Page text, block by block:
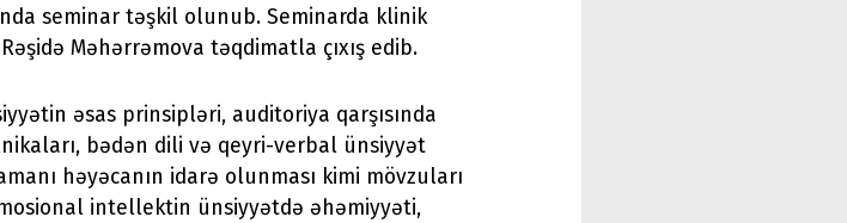
seminar təşkil olunub. Seminarda klinik
Məhərrəmova təqdimatla çıxış edib.
əsas prinsipləri, auditoriya qarşısında
bədən dili və qeyri-verbal ünsiyyət
həyəcanın idarə olunması kimi mövzuları
intellektin ünsiyyətdə əhəmiyyəti,